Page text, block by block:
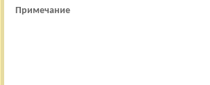
Примечание